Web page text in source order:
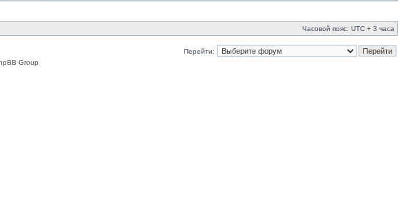
Часовой пояс: UTC + 3 часа
Перейти:
Group